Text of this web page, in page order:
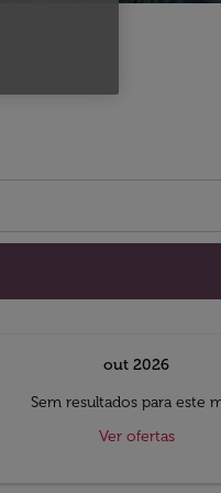
out 2026
Sem resultados para este
Ver ofertas